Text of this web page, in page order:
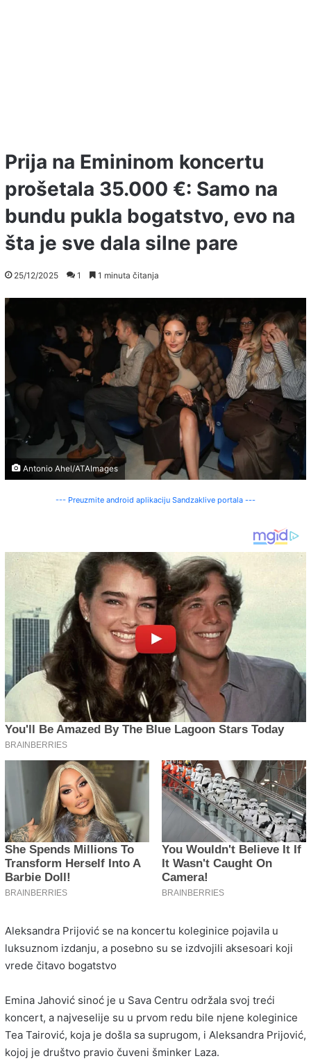
Prija na Emininom koncertu
prošetala 35.000 €: Samo na
bundu pukla bogatstvo, evo na
šta je sve dala silne pare
25/12/2025 1 1 minuta čitanja
Antonio Ahel/ATAImages
--- Preuzmite android aplikaciju Sandzaklive portala ---
Aleksandra Prijović se na koncertu koleginice pojavila u
luksuznom izdanju, a posebno su se izdvojili aksesoari koji
vrede čitavo bogatstvo
Emina Jahović sinoć je u Sava Centru održala svoj treći
koncert, a najveselije su u prvom redu bile njene koleginice
Tea Tairović, koja je došla sa suprugom, i Aleksandra Prijović,
kojoj je društvo pravio čuveni šminker Laza.